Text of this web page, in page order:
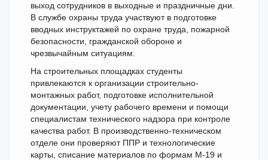
выход сотрудников в выходные и праздничные дни.
В службе охраны труда участвуют в подготовке
вводных инструктажей по охране труда, пожарной
безопасности, гражданской обороне и
чрезвычайным ситуациям.
На строительных площадках студенты
привлекаются к организации строительно-
монтажных работ, подготовке исполнительной
документации, учету рабочего времени и помощи
специалистам технического надзора при контроле
качества работ. В производственно-техническом
отделе они проверяют ППР и технологические
карты, списание материалов по формам М-19 и